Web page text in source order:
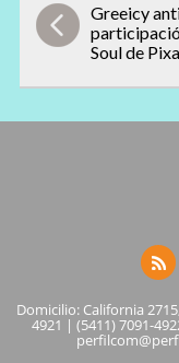
Greeicy
Soul de
Domicilio: California
4921 | (5411) 7091-